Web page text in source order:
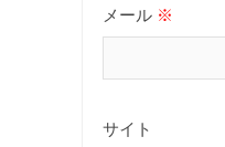
メール ※
サイト